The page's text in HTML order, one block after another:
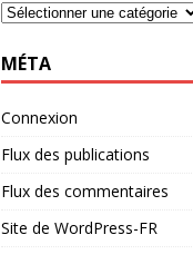
MÉTA
Connexion
Flux des publications
Flux des commentaires
Site de WordPress-FR